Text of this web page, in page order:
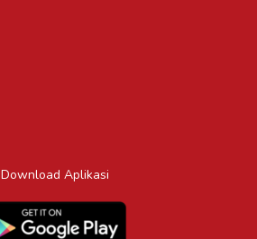
Download Aplikasi